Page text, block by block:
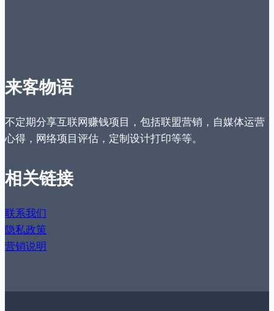
来客物语
不定期分享互联网赚钱项目，包括联盟营销，自媒体运营
心得，网络项目评估，定制设计打印等等。
相关链接
联系我们
隐私政策
营销说明